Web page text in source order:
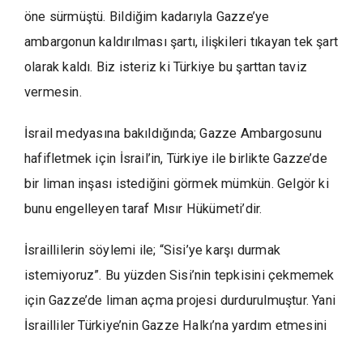
öne sürmüştü. Bildiğim kadarıyla Gazze’ye
ambargonun kaldırılması şartı, ilişkileri tıkayan tek şart
olarak kaldı. Biz isteriz ki Türkiye bu şarttan taviz
vermesin.
İsrail medyasına bakıldığında; Gazze Ambargosunu
hafifletmek için İsrail’in, Türkiye ile birlikte Gazze’de
bir liman inşası istediğini görmek mümkün. Gelgör ki
bunu engelleyen taraf Mısır Hükümeti’dir.
İsraillilerin söylemi ile; “Sisi’ye karşı durmak
istemiyoruz”. Bu yüzden Sisi’nin tepkisini çekmemek
için Gazze’de liman açma projesi durdurulmuştur. Yani
İsrailliler Türkiye’nin Gazze Halkı’na yardım etmesini